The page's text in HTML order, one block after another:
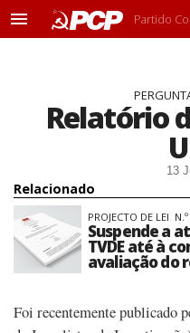
M
Partido
Relatório
13
Relacionado
PROJECTO DE LEI
Suspende a
TVDE até à
avaliação do
Foi recentemente publicado